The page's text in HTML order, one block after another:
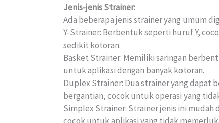
Jenis-jenis Strainer:
Ada beberapa jenis strainer yang umum
Y-Strainer: Berbentuk seperti huruf Y,
sedikit kotoran.
Basket Strainer: Memiliki saringan
untuk aplikasi dengan banyak kotoran.
Duplex Strainer: Dua strainer yang dapat
bergantian, cocok untuk operasi yang
Simplex Strainer: Strainer jenis ini mudah